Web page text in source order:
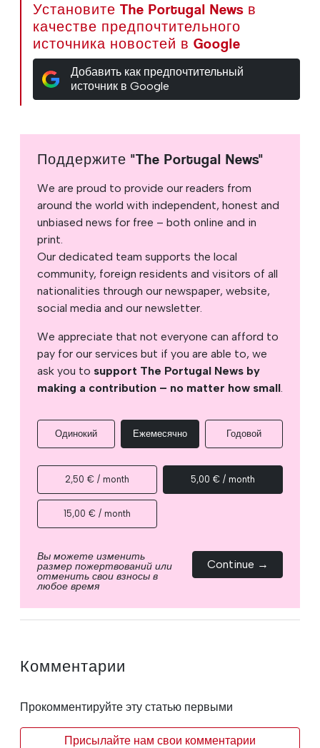
Установите The Portugal News в
качестве предпочтительного
источника новостей в Google
Добавить как предпочтительный
источник в Google
Поддержите "The Portugal News"
We are proud to provide our readers from
around the world with independent, honest and
unbiased news for free – both online and in
print.
Our dedicated team supports the local
community, foreign residents and visitors of all
nationalities through our newspaper, website,
social media and our newsletter.
We appreciate that not everyone can afford to
pay for our services but if you are able to, we
ask you to support The Portugal News by
making a contribution – no matter how small.
Одинокий Ежемесячно Годовой
2,50 € / month 5,00 € / month
15,00 € / month
Вы можете изменить
размер пожертвований или
отменить свои взносы в
любое время
Continue →
Комментарии
Прокомментируйте эту статью первыми
Присылайте нам свои комментарии